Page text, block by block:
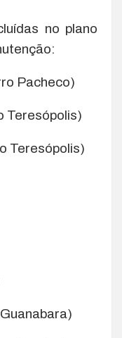
no plano
Pacheco)
Teresópolis)
Teresópolis)